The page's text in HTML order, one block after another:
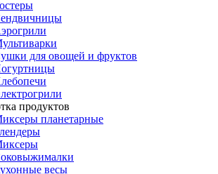
для овощей и фруктов
продуктов
планетарные
весы